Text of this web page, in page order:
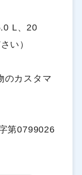
L、20
い）
のカスタマ
第0799026